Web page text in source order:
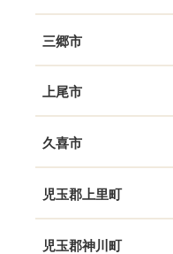
三郷市
上尾市
久喜市
児玉郡上里町
児玉郡神川町